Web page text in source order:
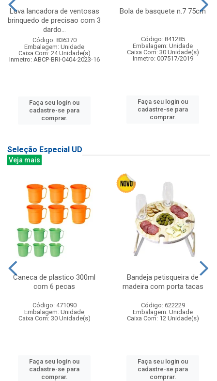
Luva lancadora de ventosas
brinquedo de precisao com 3
dardo...
Código: 836370
Embalagem: Unidade
Caixa Com: 24 Unidade(s)
Inmetro: ABCP-BRI-0404-2023-16
Faça seu login ou
cadastre-se para
comprar.
Bola de basquete n.7 75cm
Código: 841285
Embalagem: Unidade
Caixa Com: 30 Unidade(s)
Inmetro: 007517/2019
Faça seu login ou
cadastre-se para
comprar.
Seleção Especial UD
Veja mais
Caneca de plastico 300ml
com 6 pecas
Código: 471090
Embalagem: Unidade
Caixa Com: 30 Unidade(s)
Faça seu login ou
cadastre-se para
comprar.
Bandeja petisqueira de
madeira com porta tacas
Código: 622229
Embalagem: Unidade
Caixa Com: 12 Unidade(s)
Faça seu login ou
cadastre-se para
comprar.